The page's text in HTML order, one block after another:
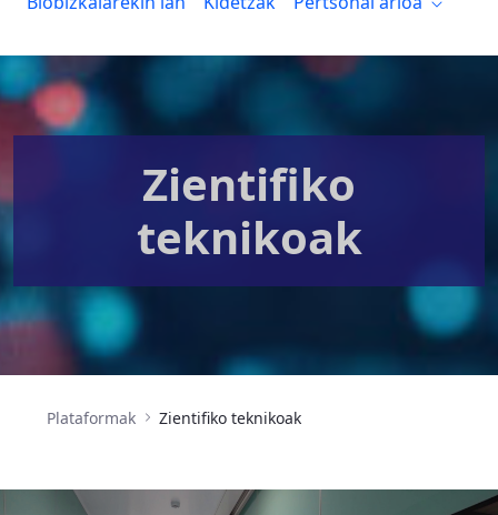
Zientifiko
teknikoak
Plataformak Zientifiko teknikoak